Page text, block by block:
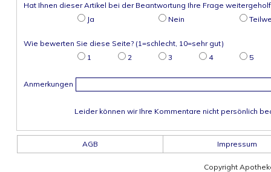
Hat Ihnen dieser Artikel bei der Beantwortung Ihre Frage
Ja
Nein
Wie bewerten Sie diese Seite? (1=schlecht, 10=sehr gut)
1
2 3 4 5
Anmerkungen
Leider können wir Ihre Kommentare nicht persönlich
AGB Impressum
Copyright